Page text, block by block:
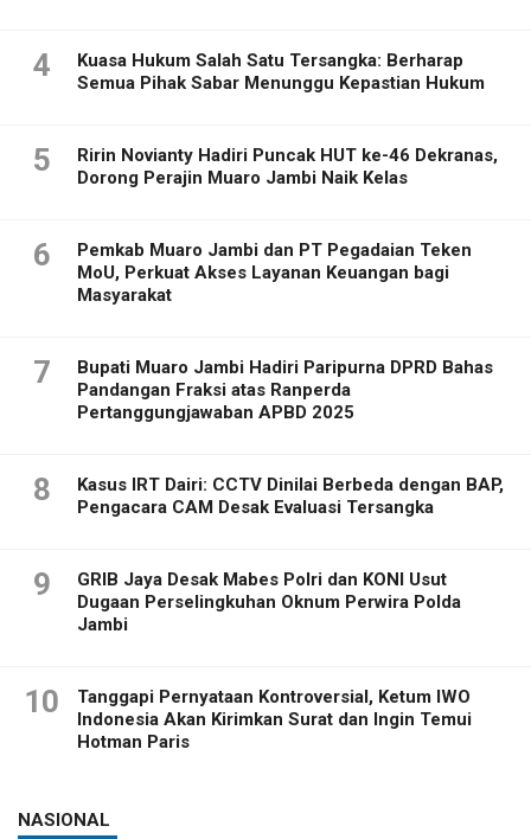
4
Kuasa Hukum Salah Satu Tersangka: Berharap
Semua Pihak Sabar Menunggu Kepastian Hukum
5
Ririn Novianty Hadiri Puncak HUT ke-46 Dekranas,
Dorong Perajin Muaro Jambi Naik Kelas
6
Pemkab Muaro Jambi dan PT Pegadaian Teken
MoU, Perkuat Akses Layanan Keuangan bagi
Masyarakat
7
Bupati Muaro Jambi Hadiri Paripurna DPRD Bahas
Pandangan Fraksi atas Ranperda
Pertanggungjawaban APBD 2025
8
Kasus IRT Dairi: CCTV Dinilai Berbeda dengan BAP,
Pengacara CAM Desak Evaluasi Tersangka
9
GRIB Jaya Desak Mabes Polri dan KONI Usut
Dugaan Perselingkuhan Oknum Perwira Polda
Jambi
10
Tanggapi Pernyataan Kontroversial, Ketum IWO
Indonesia Akan Kirimkan Surat dan Ingin Temui
Hotman Paris
NASIONAL